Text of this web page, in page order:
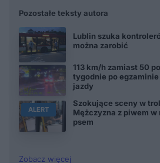
Pozostałe teksty autora
Lublin szuka
można zarobić
113 km/h zamiast 50
tygodnie po
jazdy
ALERT
Szokujące sceny w
Mężczyzna z piwem w
psem
Zobacz więcej